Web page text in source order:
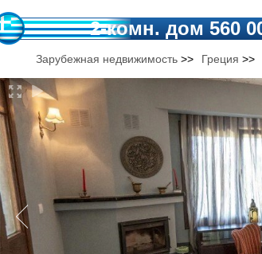
2-комн. дом 560
Зарубежная недвижимость >> Греция >>